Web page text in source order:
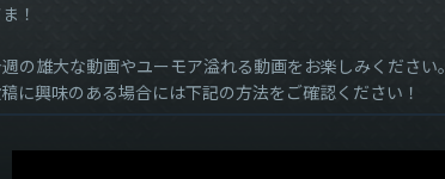
！
の雄大な動画やユーモア溢れる動画をお楽しみください。
に興味のある場合には下記の方法をご確認ください！